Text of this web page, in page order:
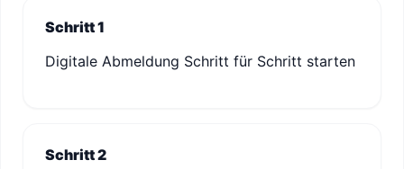
Schritt 1
Digitale Abmeldung Schritt für Schritt starten
Schritt 2